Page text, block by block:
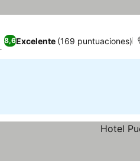
8,6Excelente (169 puntuaciones)